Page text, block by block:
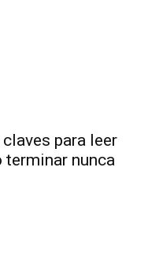
claves para leer
terminar nunca